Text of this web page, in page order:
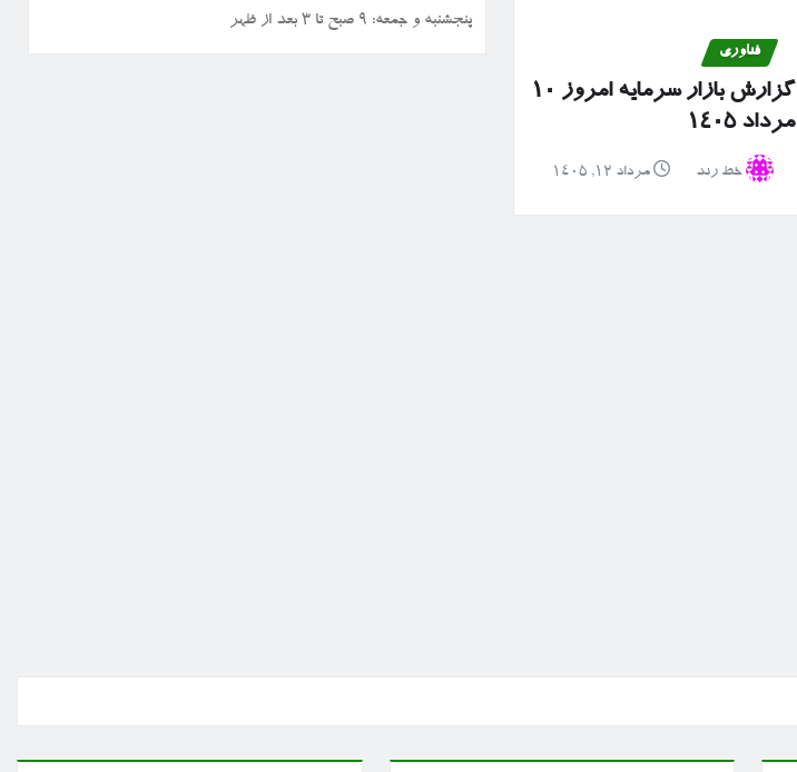
فناوری
گزارش بازار سرمایه امروز ۱۰
مرداد ۱۴۰۵
خط رند مرداد ۱۲, ۱۴۰۵
پنجشنبه و جمعه: ۹ صبح تا ۳ بعد از ظهر